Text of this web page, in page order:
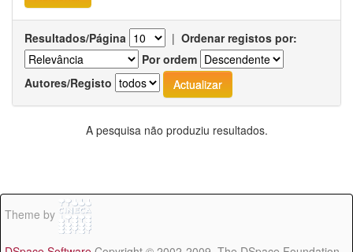
Resultados/Página | Ordenar registos por:
Por ordem
Autores/Registo
A pesquisa não produziu resultados.
Theme by